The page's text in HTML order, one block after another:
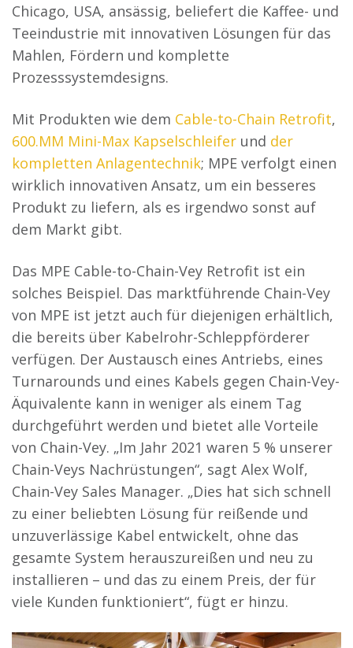
Chicago, USA, ansässig, beliefert die Kaffee- und
Teeindustrie mit innovativen Lösungen für das
Mahlen, Fördern und komplette
Prozesssystemdesigns.
Mit Produkten wie dem Cable-to-Chain Retrofit,
600.MM Mini-Max Kapselschleifer und der
kompletten Anlagentechnik; MPE verfolgt einen
wirklich innovativen Ansatz, um ein besseres
Produkt zu liefern, als es irgendwo sonst auf
dem Markt gibt.
Das MPE Cable-to-Chain-Vey Retrofit ist ein
solches Beispiel. Das marktführende Chain-Vey
von MPE ist jetzt auch für diejenigen erhältlich,
die bereits über Kabelrohr-Schleppförderer
verfügen. Der Austausch eines Antriebs, eines
Turnarounds und eines Kabels gegen Chain-Vey-
Äquivalente kann in weniger als einem Tag
durchgeführt werden und bietet alle Vorteile
von Chain-Vey. „Im Jahr 2021 waren 5 % unserer
Chain-Veys Nachrüstungen“, sagt Alex Wolf,
Chain-Vey Sales Manager. „Dies hat sich schnell
zu einer beliebten Lösung für reißende und
unzuverlässige Kabel entwickelt, ohne das
gesamte System herauszureißen und neu zu
installieren – und das zu einem Preis, der für
viele Kunden funktioniert“, fügt er hinzu.